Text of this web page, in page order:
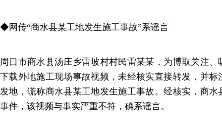
◆网传“商水县某工地发生施工事故”系谣言
周口市商水县汤庄乡雷坡村村民雷某某，为博取关注
下载外地施工现场事故视频，未经核实直接转发，并
发地，谎称商水县某工地发生施工事故。经核实，商
事件，该视频与事实严重不符，确系谣言。